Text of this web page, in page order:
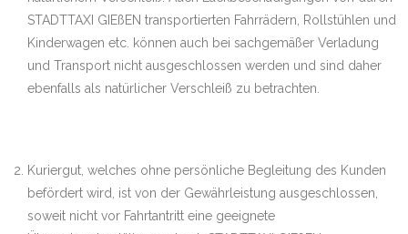
STADTTAXI GIEßEN transportierten Fahrrädern, Rollstühlen und
Kinderwagen etc. können auch bei sachgemäßer Verladung
und Transport nicht ausgeschlossen werden und sind daher
ebenfalls als natürlicher Verschleiß zu betrachten.
Kuriergut, welches ohne persönliche Begleitung des Kunden
befördert wird, ist von der Gewährleistung ausgeschlossen,
soweit nicht vor Fahrtantritt eine geeignete